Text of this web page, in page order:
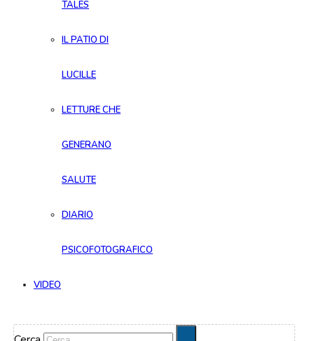
TALES
IL PATIO DI
LUCILLE
LETTURE CHE
GENERANO
SALUTE
DIARIO
PSICOFOTOGRAFICO
VIDEO